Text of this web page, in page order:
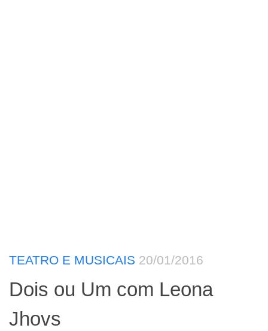
TEATRO E MUSICAIS 20/01/2016
Dois ou Um com Leona
Jhovs